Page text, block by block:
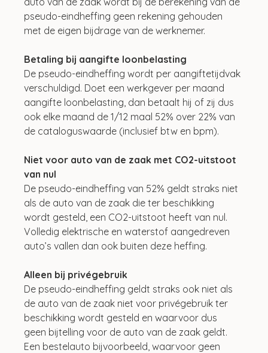
pseudo-eindheffing geen rekening gehouden
met de eigen bijdrage van de werknemer.
Betaling bij aangifte loonbelasting
De pseudo-eindheffing wordt per aangiftetijdvak
verschuldigd. Doet een werkgever per maand
aangifte loonbelasting, dan betaalt hij of zij dus
ook elke maand de 1/12 maal 52% over 22% van
de cataloguswaarde (inclusief btw en bpm).
Niet voor auto van de zaak met CO2-uitstoot
van nul
De pseudo-eindheffing van 52% geldt straks niet
als de auto van de zaak die ter beschikking
wordt gesteld, een CO2-uitstoot heeft van nul.
Volledig elektrische en waterstof aangedreven
auto’s vallen dan ook buiten deze heffing.
Alleen bij privégebruik
De pseudo-eindheffing geldt straks ook niet als
de auto van de zaak niet voor privégebruik ter
beschikking wordt gesteld en waarvoor dus
geen bijtelling voor de auto van de zaak geldt.
Een bestelauto bijvoorbeeld, waarvoor geen